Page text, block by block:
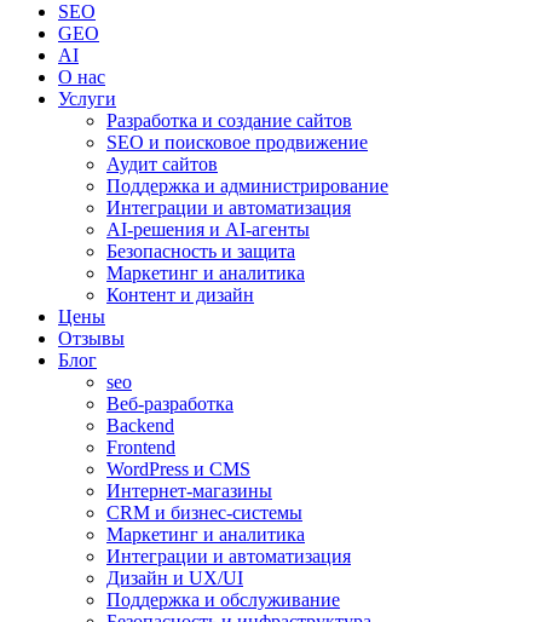
SEO
GEO
AI
О нас
Услуги
Разработка и создание сайтов
SEO и поисковое продвижение
Аудит сайтов
Поддержка и администрирование
Интеграции и автоматизация
AI-решения и AI-агенты
Безопасность и защита
Маркетинг и аналитика
Контент и дизайн
Цены
Отзывы
Блог
seo
Веб-разработка
Backend
Frontend
WordPress и CMS
Интернет-магазины
CRM и бизнес-системы
Маркетинг и аналитика
Интеграции и автоматизация
Дизайн и UX/UI
Поддержка и обслуживание